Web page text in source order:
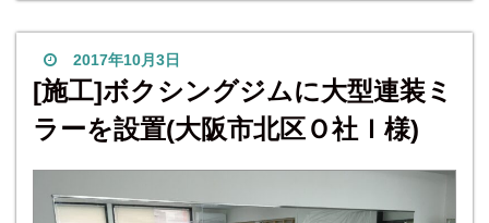
貼る場合にこの施工を行います。 複数枚の鏡をどのようにし
て取り付けているのか、ぜひ参考に
2017年10月3日
[施工]ボクシングジムに大型連装ミ
ラーを設置(大阪市北区Ｏ社Ｉ様)